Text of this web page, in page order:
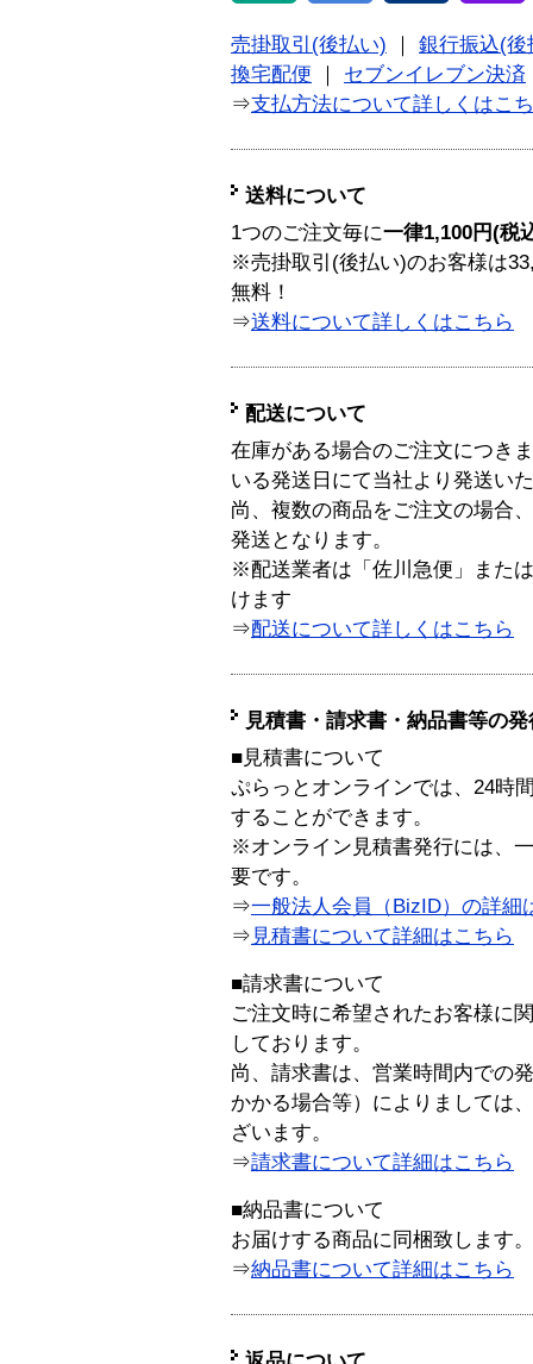
売掛取引(後払い)
銀行振込(後
換宅配便
セブンイレブン決済
⇒支払方法について詳しくはこ
送料について
1つのご注文毎に一律1,100円(税
※売掛取引(後払い)のお客様は
無料！
⇒送料について詳しくはこちら
配送について
在庫がある場合のご注文につき
いる発送日にて当社より発送い
尚、複数の商品をご注文の場合
発送となります。
※配送業者は「佐川急便」また
けます
⇒配送について詳しくはこちら
見積書・請求書・納品書等の
■見積書について
ぷらっとオンラインでは、24時
することができます。
※オンライン見積書発行には、
要です。
⇒一般法人会員（BizID）の詳細
⇒ 見積書について詳細はこちら
■請求書について
ご注文時に希望されたお客様に
しております。
尚、請求書は、営業時間内での
かかる場合等）によりましては
ざいます。
⇒請求書について詳細はこちら
■納品書について
お届けする商品に同梱致します。
⇒納品書について詳細はこちら